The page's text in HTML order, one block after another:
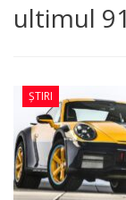
ultimul
ȘTIRI